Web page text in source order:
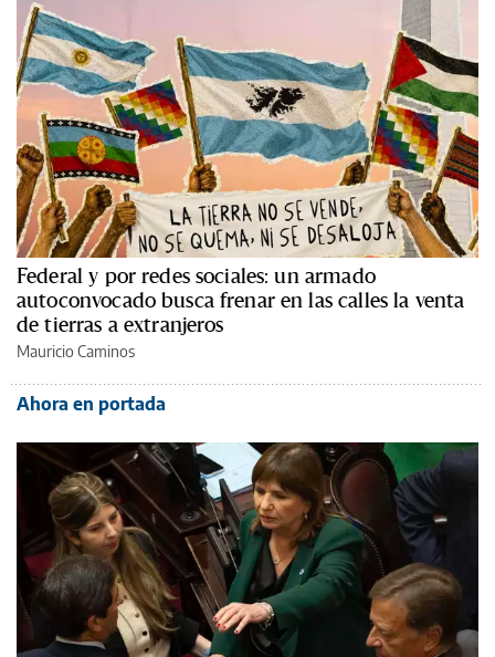
Federal y por redes sociales: un armado
autoconvocado busca frenar en las calles la venta
de tierras a extranjeros
Mauricio Caminos
Ahora en portada